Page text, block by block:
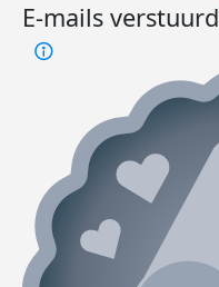
E-mails verstuurd